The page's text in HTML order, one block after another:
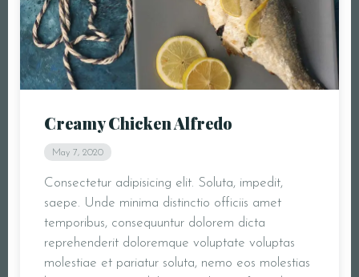
Creamy Chicken Alfredo
May 7, 2020
Consectetur adipisicing elit. Soluta, impedit,
saepe. Unde minima distinctio officiis amet
temporibus, consequuntur dolorem dicta
reprehenderit doloremque voluptate voluptas
molestiae et pariatur soluta, nemo eos molestias